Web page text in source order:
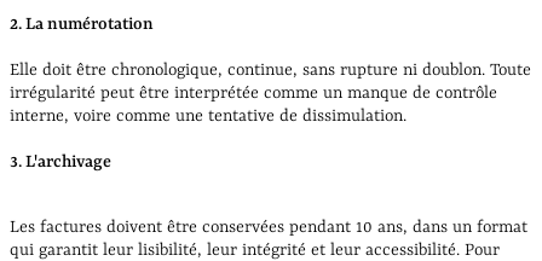
2. La numérotation
Elle doit être chronologique, continue, sans rupture ni doublon. Toute
irrégularité peut être interprétée comme un manque de contrôle
interne, voire comme une tentative de dissimulation.
3. L'archivage
Les factures doivent être conservées pendant 10 ans, dans un format
qui garantit leur lisibilité, leur intégrité et leur accessibilité. Pour